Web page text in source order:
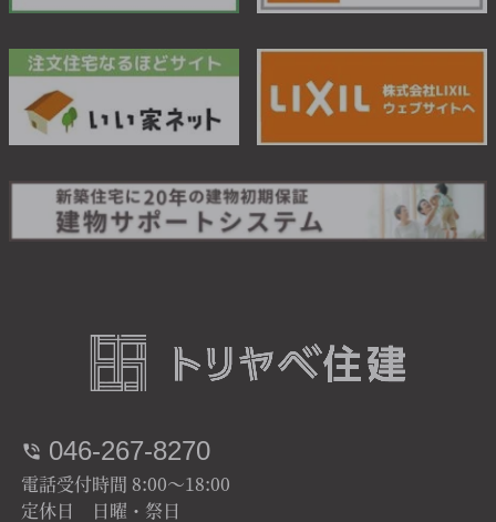
046-267-8270
電話受付時間 8:00～18:00
定休日 日曜・祭日